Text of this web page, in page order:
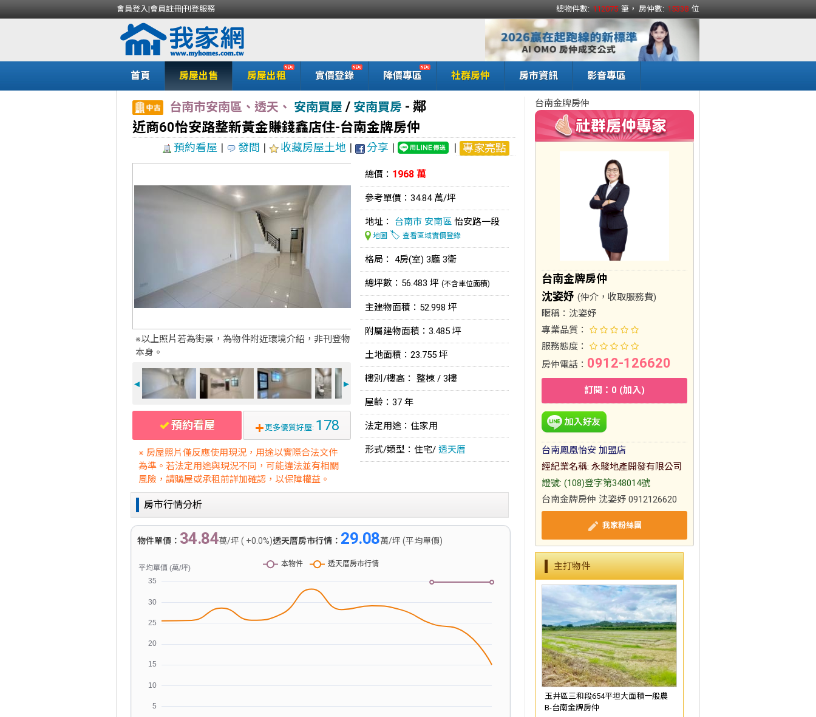
會員登入|會員註冊|刊登服務 總物件數: 112075 筆， 房仲數: 15338 位
首頁 房屋出售 房屋出租 實價登錄 降價專區 社群房仲 房市資訊 影音專區
台南市安南區、透天、 安南買屋 / 安南買房 - 鄰
近商60怡安路整新黃金賺錢鑫店住-台南金牌房仲
預約看屋 | 發問 | 收藏房屋土地 | 分享 | | 專家亮點
※以上照片若為街景，為物件附近環境介紹，非刊登物
本身。
◄ ►
預約看屋 更多優質好屋: 178
※ 房屋照片僅反應使用現況，用途以實際合法文件
為準。若法定用途與現況不同，可能違法並有相關
風險，請購屋或承租前詳加確認，以保障權益。
總價： 1968 萬
參考單價：34.84 萬/坪
地址： 台南市 安南區 怡安路一段
地圖 🏷️ 查看區域實價登錄
格局： 4房(室) 3廳 3衛
總坪數：56.483 坪 (不含車位面積)
主建物面積：52.998 坪
附屬建物面積：3.485 坪
土地面積：23.755 坪
樓別/樓高： 整棟 / 3樓
屋齡：37 年
法定用途：住家用
形式/類型：住宅/ 透天厝
房市行情分析
物件單價： 34.84萬/坪 ( +0.0%)透天厝房市行情： 29.08萬/坪 (平均單價)
台南金牌房仲
台南金牌房仲
沈姿妤 (仲介，收取服務費)
暱稱： 沈姿妤
專業品質：
服務態度：
房仲電話： 0912-126620
訂閱：0 (加入)
台南鳳凰怡安 加盟店
經紀業名稱: 永駿地產開發有限公司
證號: (108)登字第348014號
台南金牌房仲 沈姿妤 0912126620
我家粉絲團
主打物件
玉井區三和段654平坦大面積一般農
B-台南金牌房仲